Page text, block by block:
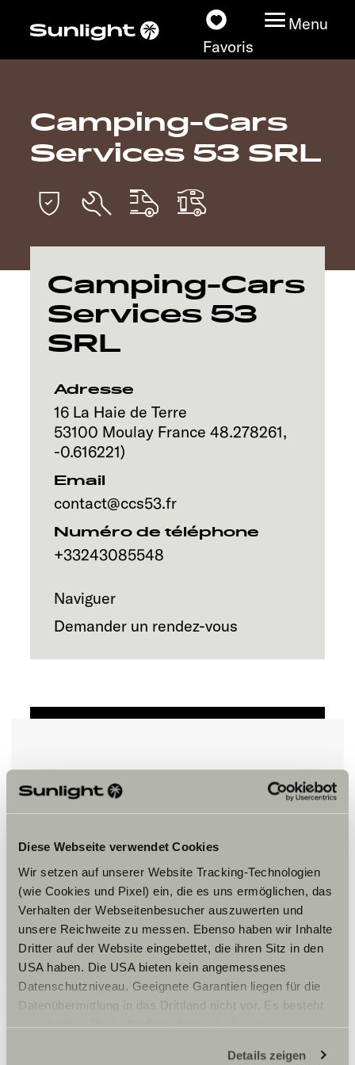
Diese Webseite verwendet Cookies
Wir setzen auf unserer Website Tracking-Technologien
(wie Cookies und Pixel) ein, die es uns ermöglichen, das
Verhalten der Webseitenbesucher auszuwerten und
unsere Reichweite zu messen. Ebenso haben wir Inhalte
Dritter auf der Website eingebettet, die ihren Sitz in den
USA haben. Die USA bieten kein angemessenes
Datenschutzniveau. Geeignete Garantien liegen für die
Datenübermittlung in das Drittland nicht vor. Es besteht
ein erhöhtes Risiko für Betroffene, da diesen
zustehen. Eingesetzte Dienstleister können Daten für
Details zeigen
Favoris
Menu
Nos modèles
Recherchez votre
Nos concessionnaires
Découvrir
Camping-Cars
Services 53 SRL
Camping-Cars
Services 53
SRL
Adresse
16 La Haie de Terre
53100 Moulay France 48.278261,
-0.616221)
Email
contact@ccs53.fr
Numéro de téléphone
+33243085548
Naviguer
Demander un rendez-vous
Horaires d'ouverture
Veuillez accepter les cookies pour
afficher le contenu.
Paramètre des cookies